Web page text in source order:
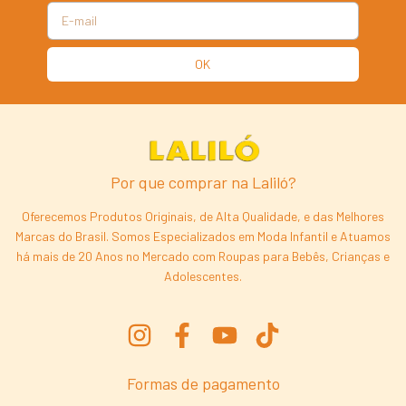
Por que comprar na Laliló?
Oferecemos Produtos Originais, de Alta Qualidade, e das Melhores
Marcas do Brasil. Somos Especializados em Moda Infantil e Atuamos
há mais de 20 Anos no Mercado com Roupas para Bebês, Crianças e
Adolescentes.
Formas de pagamento